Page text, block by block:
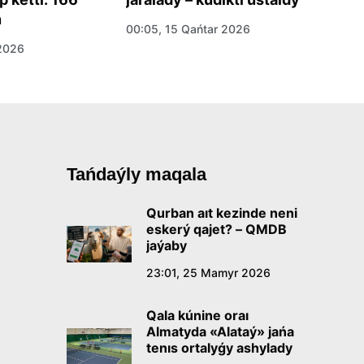
00:05, 15 Qańtar 2026
Tańdaýly maqala
Qurban aıt kezinde neni
eskerý qajet? – QMDB
jaýaby
23:01, 25 Mamyr 2026
Qala kúnine oraı
Almatyda «Alataý» jańa
tenıs ortalyǵy ashylady